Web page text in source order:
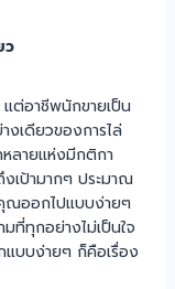
ว
ต่อาชีพนักขายเป็น
เดียวของการไล่
ลายแห่งมีกติกา
เป้ามากๆ ประมาณ
ณออกไปแบบง่ายๆ
ที่ทุกอย่างไม่เป็นใจ
แบบง่ายๆ ก็คือเรื่อง